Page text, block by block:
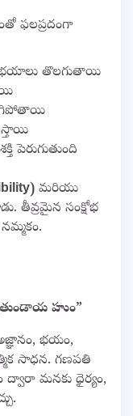
ఫలప్రదంగా
తొలగుతాయి
పెరుగుతుంది
మరియు
తీవ్రమైన సంక్షోభ
హుం”
భయం,
సాధన. గణపతి
ద్వారా మనకు ధైర్యం,